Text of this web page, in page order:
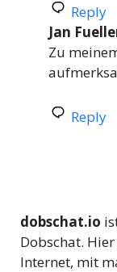
Reply
Jan
Zu
Reply
dobschat.io
Dobschat.
Internet, mit